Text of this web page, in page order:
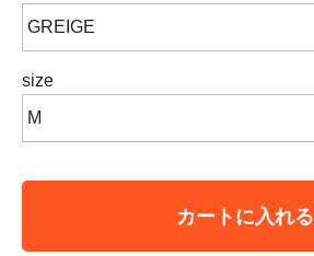
size
カートに入れる